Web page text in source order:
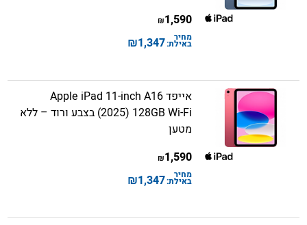
1,590
₪
מחיר
באילת:1,347
₪
אייפד Apple iPad 11-inch A16
(2025) 128GB Wi-Fi בצבע ורוד – ללא
מטען
1,590
₪
מחיר
באילת:1,347
₪